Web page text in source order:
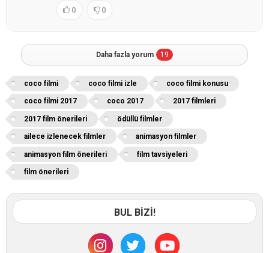
0 0
Daha fazla yorum 19
coco filmi coco filmi izle coco filmi konusu
coco filmi 2017 coco 2017 2017 filmleri
2017 film önerileri ödüllü filmler
ailece izlenecek filmler animasyon filmler
animasyon film önerileri film tavsiyeleri
film önerileri
BUL BİZİ!